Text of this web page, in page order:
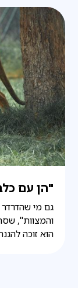
"הן עם
גם מי שהדרדר
והמצוות",
הוא זוכה